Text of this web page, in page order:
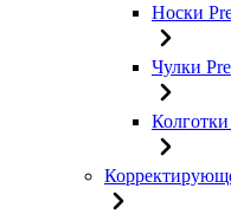
Носки
Чулки